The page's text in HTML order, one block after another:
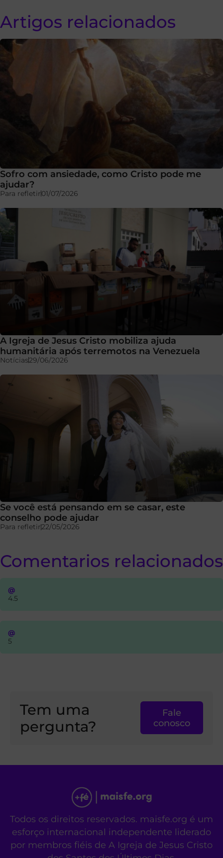
Artigos relacionados
Sofro com ansiedade, como Cristo pode me
ajudar?
Para refletir01/07/2026
A Igreja de Jesus Cristo mobiliza ajuda
humanitária após terremotos na Venezuela
Notícias29/06/2026
Se você está pensando em se casar, este
conselho pode ajudar
Para refletir22/05/2026
Comentarios relacionados
@
4.5
@
5
Tem uma
pergunta?
Fale
conosco
Todos os direitos reservados. maisfe.org é um
esforço internacional independente liderado
por membros fiéis de A Igreja de Jesus Cristo